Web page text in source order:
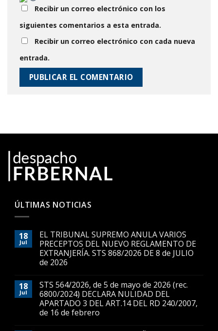
Recibir un correo electrónico con los
siguientes comentarios a esta entrada.
Recibir un correo electrónico con cada nueva
entrada.
ÚLTIMAS NOTICIAS
18
Jul
EL TRIBUNAL SUPREMO ANULA VARIOS
PRECEPTOS DEL NUEVO REGLAMENTO DE
EXTRANJERÍA. STS 868/2026 DE 8 de JULIO
de 2026
18
Jul
STS 564/2026, de 5 de mayo de 2026 (rec.
6800/2024) DECLARA NULIDAD DEL
APARTADO 3 DEL ART.14 DEL RD 240/2007,
de 16 de febrero